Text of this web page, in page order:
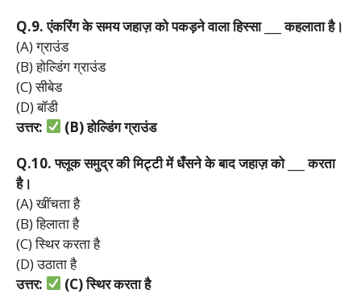
Q.9.एंकरिंगकेसमयजहाज़कोपकड़नेवालाहिस्सा ___कहलाताहै।
(A) ग्राउंड
(B) होल्डिंग ग्राउंड
(C) सीबेड
(D) बॉडी
उत्तर:
(B)होल्डिंगग्राउंड
Q.10.फ्लूकसमुद्रकीमिट्टीमेंधँसनेकेबादजहाज़को ___करता
है।
(A) खींचता है
(B) हिलाता है
(C) स्थिर करता है
(D) उठाता है
उत्तर:
(C)स्थिरकरताहै